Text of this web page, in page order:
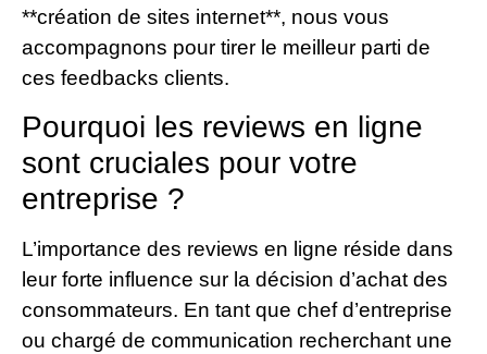
**création de sites internet**, nous vous
accompagnons pour tirer le meilleur parti de
ces feedbacks clients.
Pourquoi les reviews en ligne
sont cruciales pour votre
entreprise ?
L’importance des reviews en ligne réside dans
leur forte influence sur la décision d’achat des
consommateurs. En tant que chef d’entreprise
ou chargé de communication recherchant une